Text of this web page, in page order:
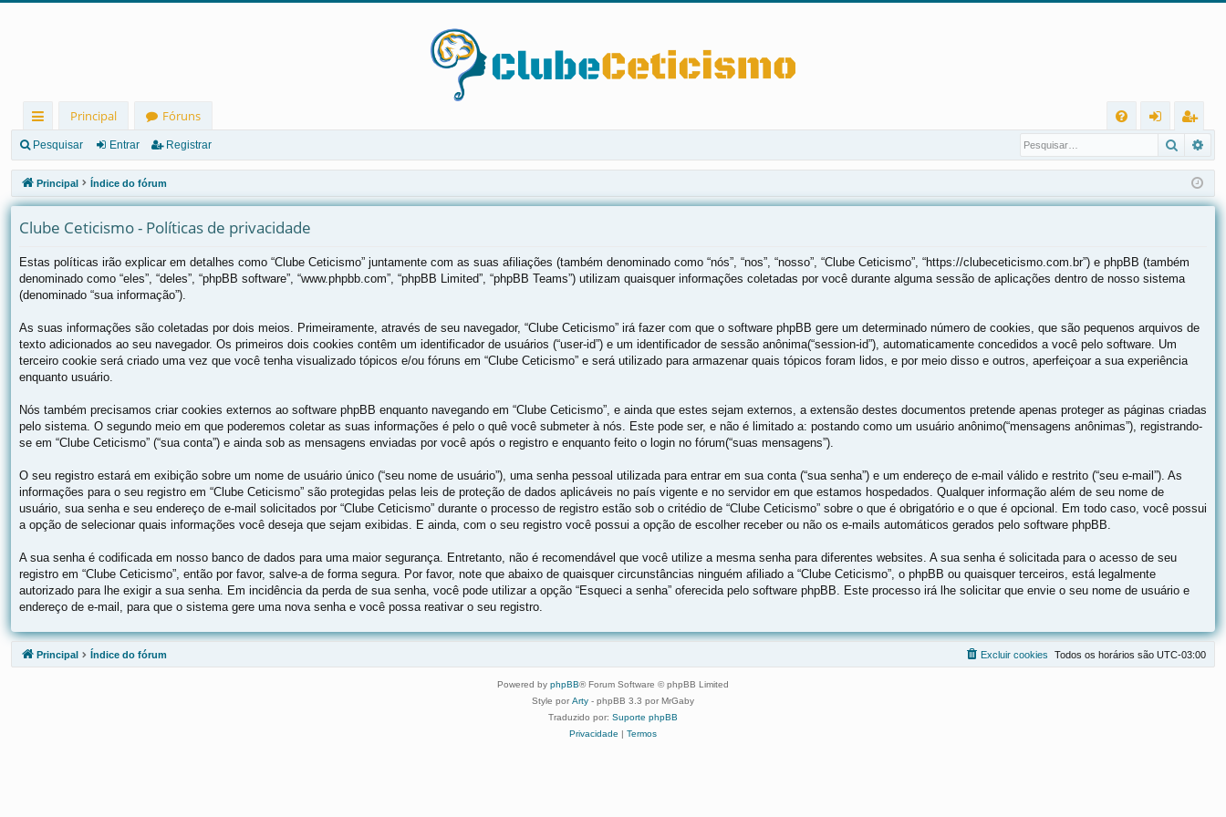
in
ks
rá
pi
d
os
Principal
Fóruns
Q
ra
r
eg
ist
ra
Pesquisar Entrar Registrar
Principal Índice do fórum
Clube Ceticismo - Políticas de privacidade
Estas políticas irão explicar em detalhes como “Clube Ceticismo” juntamente com as suas afiliações (também denominado como “nós”, “nos”, “nosso”, “Clube Ceticismo”, “https://clubeceticismo.com.br”) e phpBB (também
denominado como “eles”, “deles”, “phpBB software”, “www.phpbb.com”, “phpBB Limited”, “phpBB Teams”) utilizam quaisquer informações coletadas por você durante alguma sessão de aplicações dentro de nosso sistema
(denominado “sua informação”).
As suas informações são coletadas por dois meios. Primeiramente, através de seu navegador, “Clube Ceticismo” irá fazer com que o software phpBB gere um determinado número de cookies, que são pequenos arquivos de
texto adicionados ao seu navegador. Os primeiros dois cookies contêm um identificador de usuários (“user-id”) e um identificador de sessão anônima(“session-id”), automaticamente concedidos a você pelo software. Um
terceiro cookie será criado uma vez que você tenha visualizado tópicos e/ou fóruns em “Clube Ceticismo” e será utilizado para armazenar quais tópicos foram lidos, e por meio disso e outros, aperfeiçoar a sua experiência
enquanto usuário.
Nós também precisamos criar cookies externos ao software phpBB enquanto navegando em “Clube Ceticismo”, e ainda que estes sejam externos, a extensão destes documentos pretende apenas proteger as páginas criadas
pelo sistema. O segundo meio em que poderemos coletar as suas informações é pelo o quê você submeter à nós. Este pode ser, e não é limitado a: postando como um usuário anônimo(“mensagens anônimas”), registrando-
se em “Clube Ceticismo” (“sua conta”) e ainda sob as mensagens enviadas por você após o registro e enquanto feito o login no fórum(“suas mensagens”).
O seu registro estará em exibição sobre um nome de usuário único (“seu nome de usuário”), uma senha pessoal utilizada para entrar em sua conta (“sua senha”) e um endereço de e-mail válido e restrito (“seu e-mail”). As
informações para o seu registro em “Clube Ceticismo” são protegidas pelas leis de proteção de dados aplicáveis no país vigente e no servidor em que estamos hospedados. Qualquer informação além de seu nome de
usuário, sua senha e seu endereço de e-mail solicitados por “Clube Ceticismo” durante o processo de registro estão sob o critédio de “Clube Ceticismo” sobre o que é obrigatório e o que é opcional. Em todo caso, você possui
a opção de selecionar quais informações você deseja que sejam exibidas. E ainda, com o seu registro você possui a opção de escolher receber ou não os e-mails automáticos gerados pelo software phpBB.
A sua senha é codificada em nosso banco de dados para uma maior segurança. Entretanto, não é recomendável que você utilize a mesma senha para diferentes websites. A sua senha é solicitada para o acesso de seu
registro em “Clube Ceticismo”, então por favor, salve-a de forma segura. Por favor, note que abaixo de quaisquer circunstâncias ninguém afiliado a “Clube Ceticismo”, o phpBB ou quaisquer terceiros, está legalmente
autorizado para lhe exigir a sua senha. Em incidência da perda de sua senha, você pode utilizar a opção “Esqueci a senha” oferecida pelo software phpBB. Este processo irá lhe solicitar que envie o seu nome de usuário e
endereço de e-mail, para que o sistema gere uma nova senha e você possa reativar o seu registro.
Principal Índice do fórum Todos os horários são UTC-03:00
Excluir cookies
Powered by phpBB® Forum Software © phpBB Limited
Style por Arty - phpBB 3.3 por MrGaby
Traduzido por: Suporte phpBB
Privacidade
Termos